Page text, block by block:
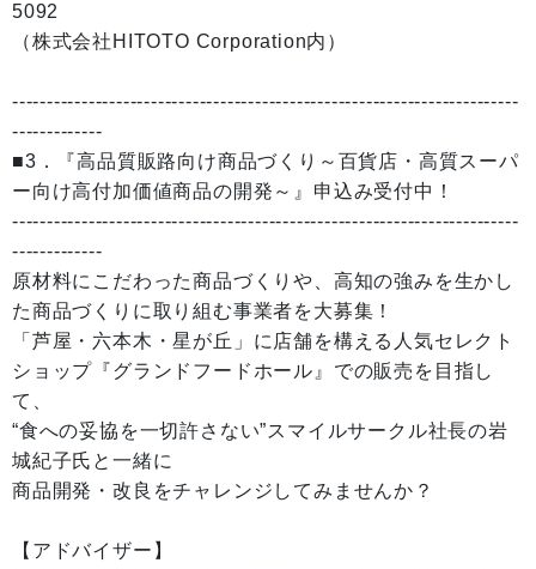
5092
（株式会社HITOTO Corporation内）
-------------------------------------------------------------------------
-------------
■3．『高品質販路向け商品づくり～百貨店・高質スーパ
ー向け高付加価値商品の開発～』申込み受付中！
-------------------------------------------------------------------------
-------------
原材料にこだわった商品づくりや、高知の強みを生かし
た商品づくりに取り組む事業者を大募集！
「芦屋・六本木・星が丘」に店舗を構える人気セレクト
ショップ『グランドフードホール』での販売を目指し
て、
“食への妥協を一切許さない”スマイルサークル社長の岩
城紀子氏と一緒に
商品開発・改良をチャレンジしてみませんか？
【アドバイザー】